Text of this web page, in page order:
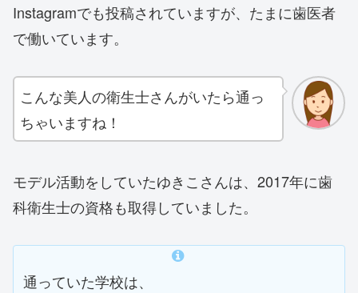
Instagramでも投稿されていますが、たまに歯医者
で働いています。
こんな美人の衛生士さんがいたら通っ
ちゃいますね！
モデル活動をしていたゆきこさんは、2017年に歯
科衛生士の資格も取得していました。
通っていた学校は、